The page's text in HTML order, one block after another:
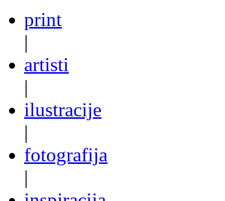
print
|
artisti
|
ilustracije
|
fotografija
|